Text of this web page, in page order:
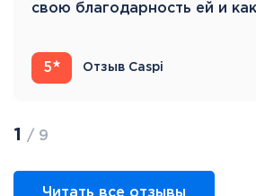
свою благодарность ей и
5 Отзыв Caspi
1 / 9
Читать все отзывы